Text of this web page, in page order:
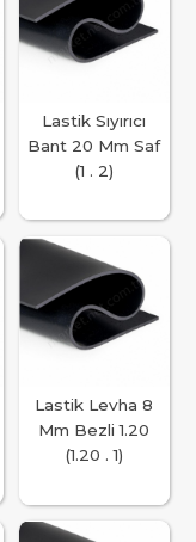
Lastik Sıyırıcı
Bant 20 Mm Saf
(1 . 2)
Lastik Levha 8
Mm Bezli 1.20
(1.20 . 1)